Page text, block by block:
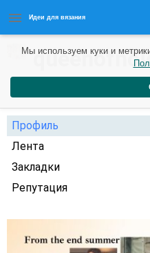
Идеи для вязания
Профиль
Лента
Закладки
Репутация
Мы используем куки и